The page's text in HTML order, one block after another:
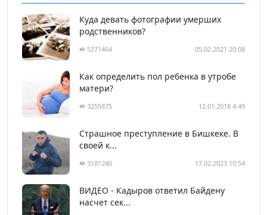
Куда девать фотографии умерших
родственников?
5271464 05.02.2021 20:08
Как определить пол ребенка в утробе
матери?
3255875 12.01.2018 4:49
Страшное преступление в Бишкеке. В
своей к...
3181240 17.02.2023 10:54
ВИДЕО - Кадыров ответил Байдену
насчет сек...